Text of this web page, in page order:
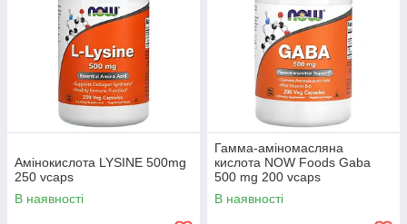
Амінокислота LYSINE 500mg
250 vcaps
В наявності
Гамма-аміномасляна
кислота NOW Foods Gaba
500 mg 200 vcaps
В наявності